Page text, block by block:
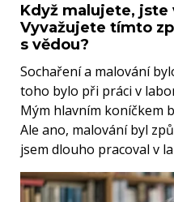
Když malujete, jste
Vyvažujete tímto
s vědou?
Sochaření a malování
toho bylo při práci v
Mým hlavním koníčkem
Ale ano, malování byl
jsem dlouho pracoval v